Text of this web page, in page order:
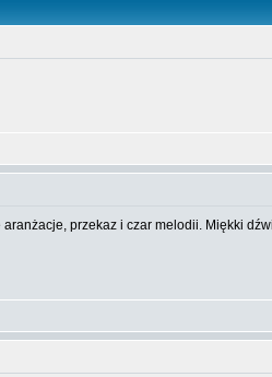
przekaz i czar melodii. Miękki